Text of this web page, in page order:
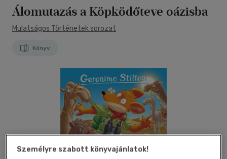
Álomutazás a Köpködőteve oázisba
Mulatságos Történetek sorozat
Könyv
Személyre szabott könyvajánlatok!